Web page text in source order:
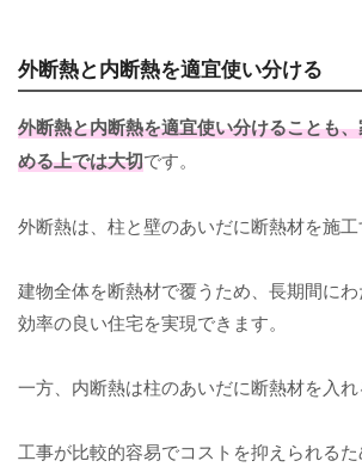
外断熱と内断熱を適宜使い分ける
外断熱と内断熱を適宜使い分けることも
める上では大切です。
外断熱は、柱と壁のあいだに断熱材を施工
建物全体を断熱材で覆うため、長期間に
効率の良い住宅を実現できます。
一方、内断熱は柱のあいだに断熱材を入れ
工事が比較的容易でコストを抑えられる